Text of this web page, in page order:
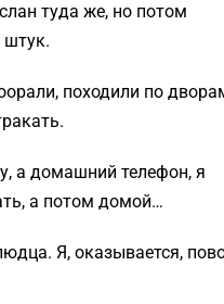
туда же, но потом
штук.
походили по
а домашний телефон, я
а потом домой…
Я, оказывается,